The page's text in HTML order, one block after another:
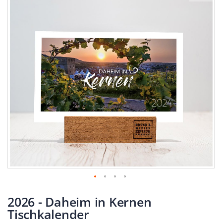
Anfang
der
Bildgalerie
2026 - Daheim in Kernen
Tischkalender